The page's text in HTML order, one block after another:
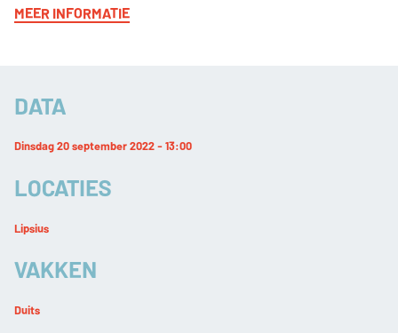
MEER INFORMATIE
DATA
Dinsdag 20 september 2022 - 13:00
LOCATIES
Lipsius
VAKKEN
Duits